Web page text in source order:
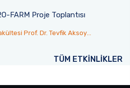
FARM Proje Toplantısı
TÜM ETKİNLİKLER